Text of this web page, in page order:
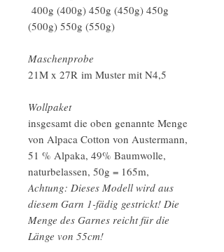
400g (400g) 450g (450g) 450g
(500g) 550g (550g)
Maschenprobe
21M x 27R im Muster mit N4,5
Wollpaket
insgesamt die oben genannte Menge
von Alpaca Cotton von Austermann,
51 % Alpaka, 49% Baumwolle,
naturbelassen, 50g = 165m,
Achtung: Dieses Modell wird aus
diesem Garn 1-fädig gestrickt! Die
Menge des Garnes reicht für die
Länge von 55cm!